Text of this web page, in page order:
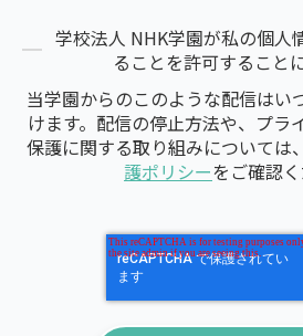
学校法人 NHK学園が私の個人
ることを許可すること
当学園からのこのような配信はい
けます。配信の停止方法や、プラ
保護に関する取り組みについては
護ポリシーをご確認く